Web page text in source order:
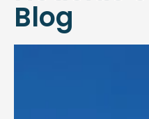
Blog